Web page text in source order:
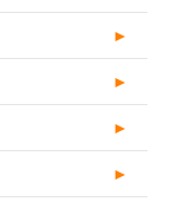
►
►
►
►